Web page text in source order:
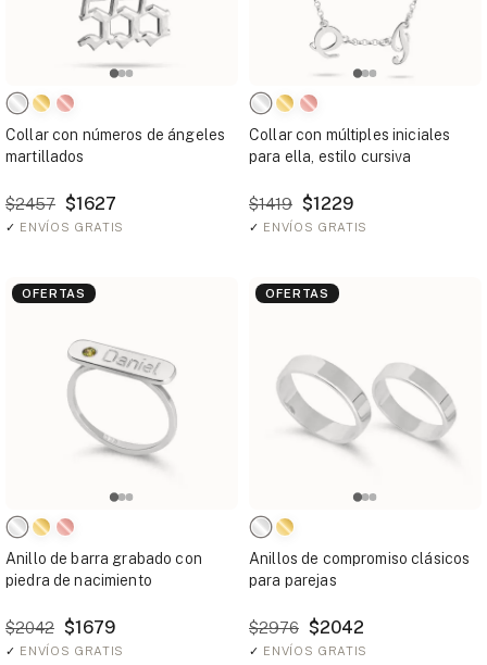
Collar con números de ángeles
martillados
$2457 $1627
✓ ENVÍOS GRATIS
Collar con múltiples iniciales
para ella, estilo cursiva
$1419 $1229
✓ ENVÍOS GRATIS
OFERTAS
Anillo de barra grabado con
piedra de nacimiento
$2042 $1679
✓ ENVÍOS GRATIS
OFERTAS
Anillos de compromiso clásicos
para parejas
$2976 $2042
✓ ENVÍOS GRATIS